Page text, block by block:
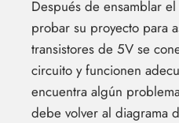
Después de ensamblar
probar su proyecto para
transistores de 5V se
circuito y funcionen
encuentra algún
debe volver al diagrama